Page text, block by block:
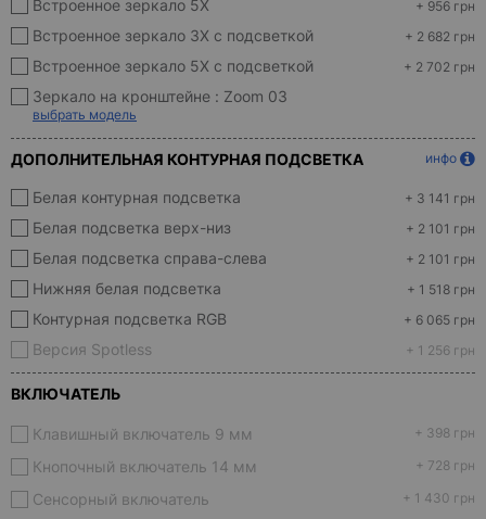
Встроенное зеркало 5X + 956 грн
Встроенное зеркало 3X с подсветкой + 2 682 грн
Встроенное зеркало 5X с подсветкой + 2 702 грн
Зеркало на кронштейне : Zoom 03
выбрать модель
ДОПОЛНИТЕЛЬНАЯ КОНТУРНАЯ ПОДСВЕТКА инфо
Белая контурная подсветка + 3 141 грн
Белая подсветка верх-низ + 2 101 грн
Белая подсветка справа-слева + 2 101 грн
Нижняя белая подсветка + 1 518 грн
Контурная подсветка RGB + 6 065 грн
Версия Spotless + 1 256 грн
ВКЛЮЧАТЕЛЬ
Клавишный включатель 9 мм + 398 грн
Кнопочный включатель 14 мм + 728 грн
Сенсорный включатель + 1 430 грн